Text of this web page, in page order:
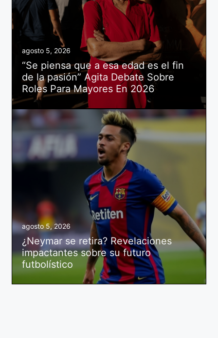
agosto 5, 2026
“Se piensa que a esa edad es el fin
de la pasión” Agita Debate Sobre
Roles Para Mayores En 2026
agosto 5, 2026
¿Neymar se retira? Revelaciones
impactantes sobre su futuro
futbolístico